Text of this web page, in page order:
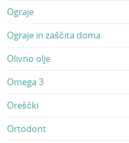
Ograje
Ograje in zaščita doma
Olivno olje
Omega 3
Oreščki
Ortodont